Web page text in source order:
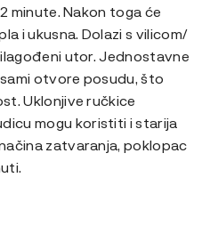
minute. Nakon toga će
i ukusna. Dolazi s vilicom/
utor. Jednostavne
otvore posudu, što
Uklonjive ručkice
mogu koristiti i starija
zatvaranja, poklopac